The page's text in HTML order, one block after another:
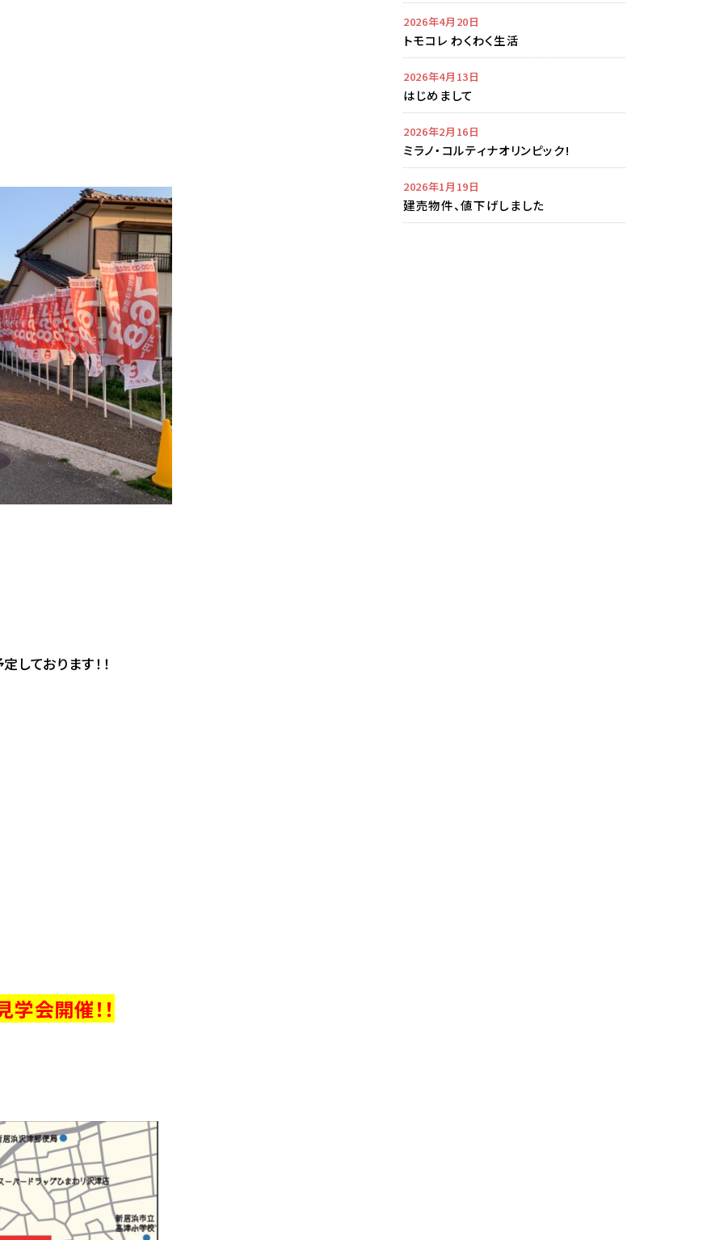
しております！！
会開催！！
2026年4月20日
トモコレ わくわく生活
2026年4月13日
はじめまして
2026年2月16日
ミラノ・コルティナオリンピック!
2026年1月19日
建売物件、値下げしました